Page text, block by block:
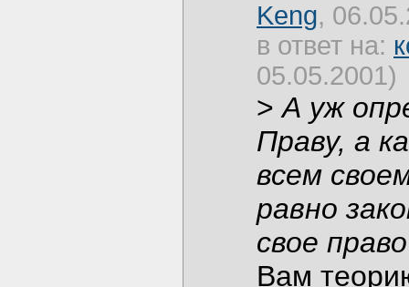
Keng,
в ответ на:
05.05.2001)
>А уж
Праву, а
всем
равно
свое право
Вам